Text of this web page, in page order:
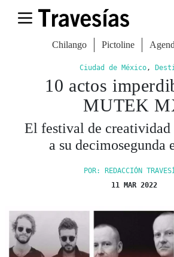
Chilango Pictoline
Ciudad de México,
10 actos
MUTEK
El festival de
a su decimosegunda
POR: REDACCIÓN
11 MAR 2022